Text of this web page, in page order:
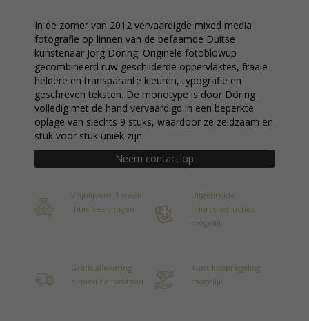
In de zomer van 2012 vervaardigde mixed media
fotografie op linnen van de befaamde Duitse
kunstenaar Jörg Döring. Originele fotoblowup
gecombineerd ruw geschilderde oppervlaktes, fraaie
heldere en transparante kleuren, typografie en
geschreven teksten. De monotype is door Döring
volledig met de hand vervaardigd in een beperkte
oplage van slechts 9 stuks, waardoor ze zeldzaam en
stuk voor stuk uniek zijn.
Neem contact op
Vrijblijvend 1 week
thuis bezichtigen
Uitgebreide
huurconstructies
mogelijk
Gratis aflevering
binnen de randstad
Kunstkoopregeling
mogelijk